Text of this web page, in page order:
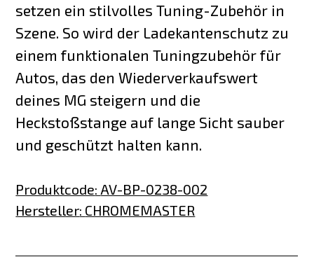
setzen ein stilvolles Tuning-Zubehör in
Szene. So wird der Ladekantenschutz zu
einem funktionalen Tuningzubehör für
Autos, das den Wiederverkaufswert
deines MG steigern und die
Heckstoßstange auf lange Sicht sauber
und geschützt halten kann.
Produktcode: AV-BP-0238-002
Hersteller: CHROMEMASTER